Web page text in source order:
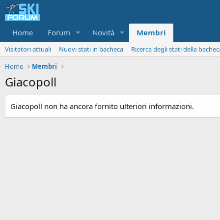
Home Forum Novità Membri
Visitatori attuali Nuovi stati in bacheca
Ricerca degli stati della
Home
Membri
Giacopoll
Giacopoll non ha ancora fornito ulteriori informazioni.